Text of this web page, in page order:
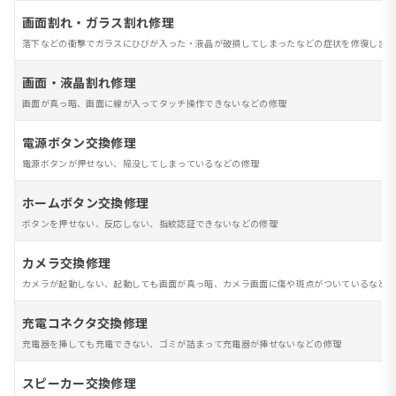
画面割れ・ガラス割れ修理
落下などの衝撃でガラスにひびが入った・液晶が破損してしまったなどの症状を修復しま
画面・液晶割れ修理
画面が真っ暗、画面に線が入ってタッチ操作できないなどの修理
電源ボタン交換修理
電源ボタンが押せない、陥没してしまっているなどの修理
ホームボタン交換修理
ボタンを押せない、反応しない、指紋認証できないなどの修理
カメラ交換修理
カメラが起動しない、起動しても画面が真っ暗、カメラ画面に傷や斑点がついているなど
充電コネクタ交換修理
充電器を挿しても充電できない、ゴミが詰まって充電器が挿せないなどの修理
スピーカー交換修理